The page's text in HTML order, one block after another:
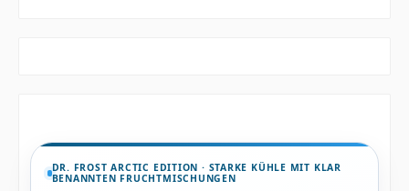
DR. FROST ARCTIC EDITION · STARKE KÜHLE MIT KLAR
BENANNTEN FRUCHTMISCHUNGEN